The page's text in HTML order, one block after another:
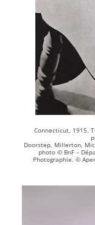
Connecticut, 1915.
Doorstep, Millerton,
photo © BnF –
Photographie. ©